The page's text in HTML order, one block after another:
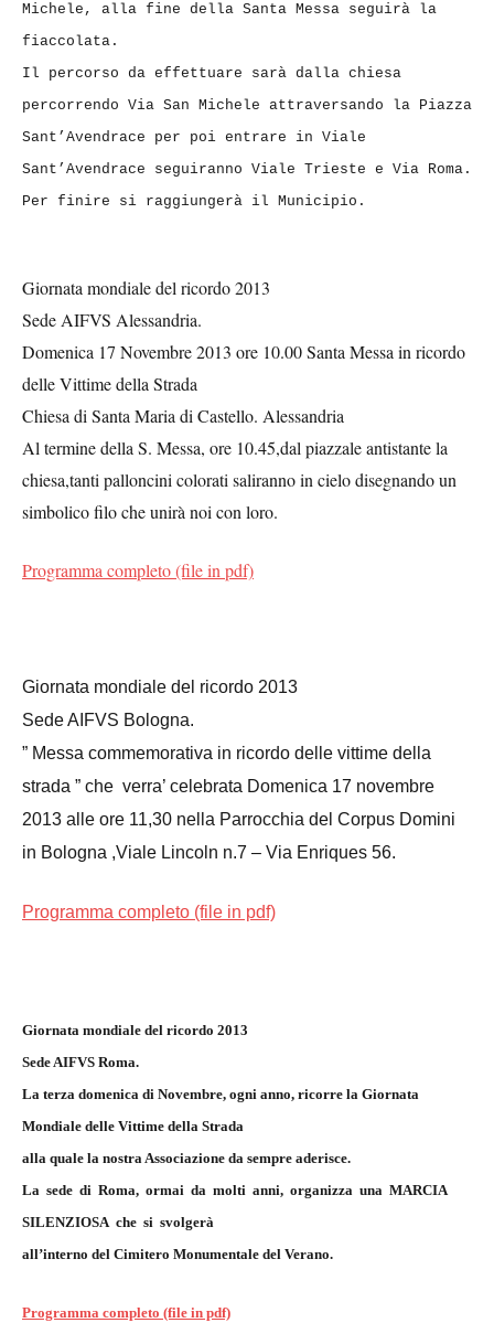
Michele, alla fine della Santa Messa seguirà la
fiaccolata.
Il percorso da effettuare sarà dalla chiesa
percorrendo Via San Michele attraversando la Piazza
Sant’Avendrace per poi entrare in Viale
Sant’Avendrace seguiranno Viale Trieste e Via Roma.
Per finire si raggiungerà il Municipio.
Giornata mondiale del ricordo 2013
Sede AIFVS Alessandria.
Domenica 17 Novembre 2013 ore 10.00 Santa Messa in ricordo
delle Vittime della Strada
Chiesa di Santa Maria di Castello. Alessandria
Al termine della S. Messa, ore 10.45,dal piazzale antistante la
chiesa,tanti palloncini colorati saliranno in cielo disegnando un
simbolico filo che unirà noi con loro.
Programma completo (file in pdf)
Giornata mondiale del ricordo 2013
Sede AIFVS Bologna.
” Messa commemorativa in ricordo delle vittime della
strada ” che verra’ celebrata Domenica 17 novembre
2013 alle ore 11,30 nella Parrocchia del Corpus Domini
in Bologna ,Viale Lincoln n.7 – Via Enriques 56.
Programma completo (file in pdf)
Giornata mondiale del ricordo 2013
Sede AIFVS Roma.
La terza domenica di Novembre, ogni anno, ricorre la Giornata
Mondiale delle Vittime della Strada
alla quale la nostra Associazione da sempre aderisce.
La sede di Roma, ormai da molti anni, organizza una MARCIA
SILENZIOSA che si svolgerà
all’interno del Cimitero Monumentale del Verano.
Programma completo (file in pdf)